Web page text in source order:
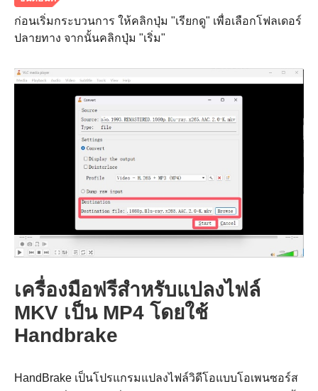
ก่อนเริ่มกระบวนการ ให้คลิกปุ่ม "เรียกดู" เพื่อเลือกโฟลเดอร์
ปลายทาง จากนั้นคลิกปุ่ม "เริ่ม"
เครื่องมือฟรีสำหรับแปลงไฟล์
MKV เป็น MP4 โดยใช้
Handbrake
HandBrake เป็นโปรแกรมแปลงไฟล์วิดีโอแบบโอเพนซอร์ส